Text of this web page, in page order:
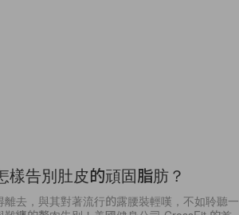
樣告別肚皮的頑固脂肪？
離去，與其對著流行的露腰裝輕嘆，不如聆聽一